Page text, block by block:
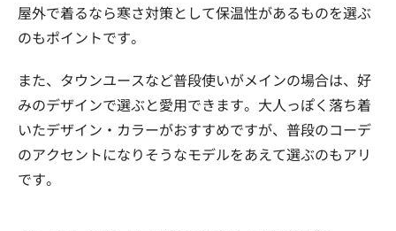
屋外で着るなら寒さ対策として保温性があるものを選ぶ
のもポイントです。
また、タウンユースなど普段使いがメインの場合は、好
みのデザインで選ぶと愛用できます。大人っぽく落ち着
いたデザイン・カラーがおすすめですが、普段のコーデ
のアクセントになりそうなモデルをあえて選ぶのもアリ
です。